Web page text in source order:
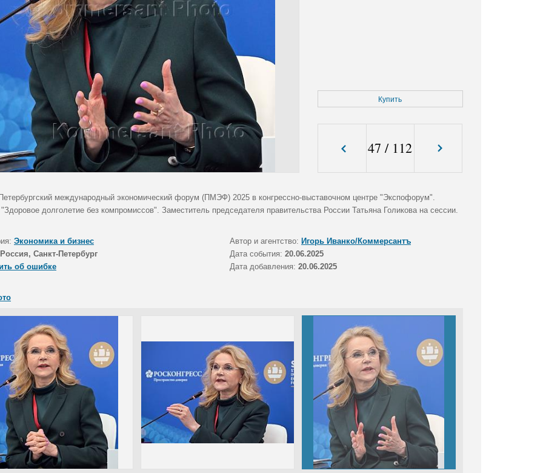
Купить
47 / 112
международный экономический форум (ПМЭФ) 2025 в конгрессно-выставочном центре "Экспофорум".
долголетие без компромиссов". Заместитель председателя правительства России Татьяна Голикова на сессии.
Экономика и бизнес Автор и агентство: Игорь Иванко/Коммерсантъ
Россия, Санкт-Петербург Дата события: 20.06.2025
об ошибке
Дата добавления: 20.06.2025